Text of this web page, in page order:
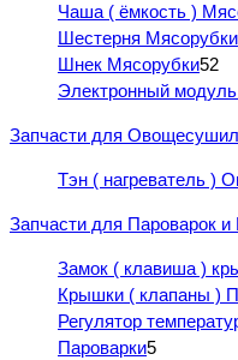
Чаша ( ёмкость )
Шестерня Мясорубки
Шнек Мясорубки52
Электронный
Запчасти для
Тэн ( нагреватель )
Запчасти для Пароварок и
Замок ( клавиша )
Крышки ( клапаны )
Регулятор
Пароварки5